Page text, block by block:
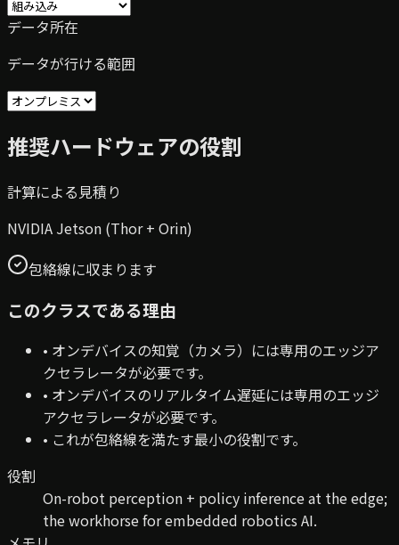
データ所在
データが行ける範囲
推奨ハードウェアの役割
計算による見積り
NVIDIA Jetson (Thor + Orin)
包絡線に収まります
このクラスである理由
• オンデバイスの知覚（カメラ）には専用のエッジア
クセラレータが必要です。
• オンデバイスのリアルタイム遅延には専用のエッジ
アクセラレータが必要です。
• これが包絡線を満たす最小の役割です。
役割
On-robot perception + policy inference at the edge;
the workhorse for embedded robotics AI.